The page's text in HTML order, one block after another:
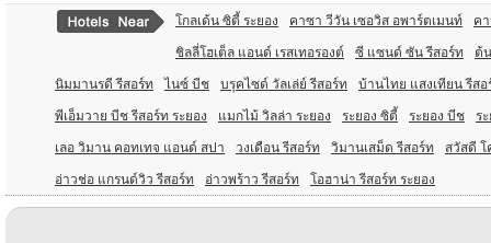
โกลเด้น ซิตี้ ระยอง คาซา วีวัน เซอวิส อพาร์ตเมนท์ ค
ชิลลี่โฮเต็ล แอนด์ เรสเทอรองต์ ซี แซนด์ ซัน รีสอร์ท ต้
นิมมานรดี รีสอร์ท ไนซ์ บีช บรุคไซด์ วัลเล่ย์ รีสอร์ท บ้านไทย แสงเทียน รีสอ
พีเอ็มวาย บีช รีสอร์ท ระยอง แมกไม้ วิลล่า ระยอง ระยอง ซิตี้ ระยอง บีช ร
เลอ วิมาน คอทเทจ แอนด์ สปา วงเดือน รีสอร์ท วิมานเสม็ด รีสอร์ท สวัสดี โ
อ่าวช่อ แกรนด์วิว รีสอร์ท อ่าวพร้าว รีสอร์ท โอฮาน่า รีสอร์ท ระยอง